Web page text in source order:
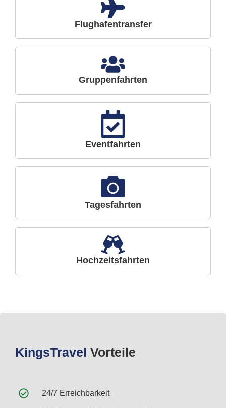
Flughafentransfer
Gruppenfahrten
Eventfahrten
Tagesfahrten
Hochzeitsfahrten
KingsTravel Vorteile
24/7 Erreichbarkeit